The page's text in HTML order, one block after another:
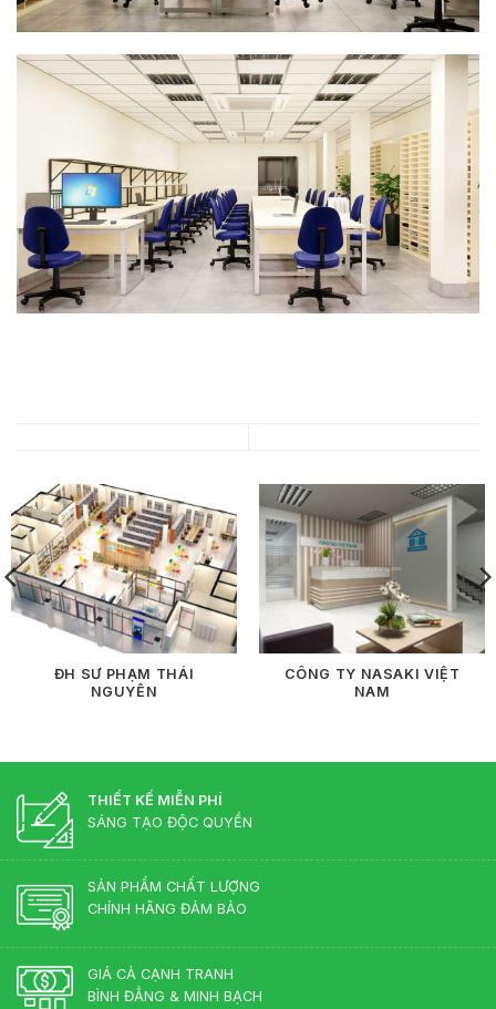
ĐH SƯ PHẠM THÁI
NGUYÊN
CÔNG TY NASAKI VIỆT
NAM
THIẾT KẾ MIỄN PHÍ
SÁNG TẠO ĐỘC QUYỀN
SẢN PHẨM CHẤT LƯỢNG
CHÍNH HÃNG ĐẢM BẢO
GIÁ CẢ CẠNH TRANH
BÌNH ĐẲNG & MINH BẠCH